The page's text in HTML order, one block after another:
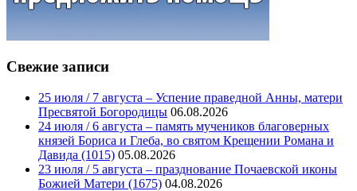
Свежие записи
25 июля / 7 августа – Успение праведной Анны, матери
Пресвятой Богородицы 06.08.2026
24 июля / 6 августа – память мучеников благоверных
князей Бориса и Глеба, во святом Крещении Романа и
Давида (1015) 05.08.2026
23 июля / 5 августа – празднование Почаевской иконы
Божией Матери (1675) 04.08.2026